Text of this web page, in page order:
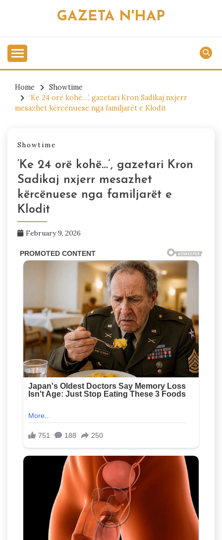
GAZETA N'HAP
Home
Showtime
‘Ke 24 orë kohë…’, gazetari Kron Sadikaj nxjerr
mesazhet kërcënuese nga familjarët e Klodit
Showtime
‘Ke 24 orë kohë…’, gazetari Kron
Sadikaj nxjerr mesazhet
kërcënuese nga familjarët e
Klodit
February 9, 2026